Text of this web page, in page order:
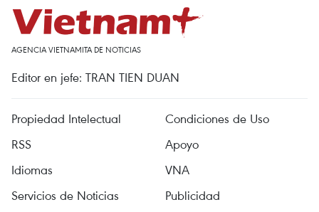
AGENCIA VIETNAMITA DE NOTICIAS
Editor en jefe: TRAN TIEN DUAN
Propiedad Intelectual
Condiciones de Uso
RSS
Apoyo
Idiomas
VNA
Servicios de Noticias
Publicidad